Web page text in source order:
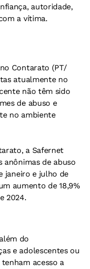
autoridade,
a vítima.
Contarato (PT/
atualmente no
não têm sido
de abuso e
no ambiente
a Safernet
anônimas de abuso
janeiro e julho de
aumento de 18,9%
2024.
do
e adolescentes ou
acesso a